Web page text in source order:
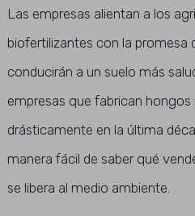
Las empresas alientan a los
biofertilizantes con la promesa
conducirán a un suelo más
empresas que fabrican
drásticamente en la última
manera fácil de saber qué
se libera al medio ambiente.